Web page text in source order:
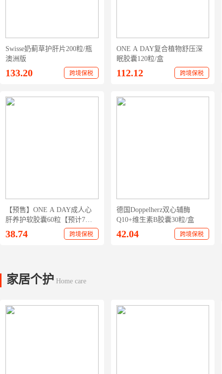
Swisse奶蓟草护肝片200粒/瓶
澳洲版
133.20 跨境保税
ONE A DAY复合植物舒压深
眠胶囊120粒/盒
112.12 跨境保税
【预售】ONE A DAY成人心
肝养护软胶囊60粒【预计7月
31日前发出】
38.74 跨境保税
德国Doppelherz双心辅酶
Q10+维生素B胶囊30粒/盒
42.04 跨境保税
家居个护 Home care